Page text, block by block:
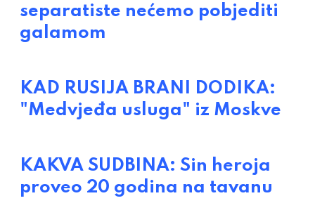
separatiste nećemo pobjediti
galamom
KAD RUSIJA BRANI DODIKA:
"Medvjeđa usluga" iz Moskve
KAKVA SUDBINA: Sin heroja
proveo 20 godina na tavanu